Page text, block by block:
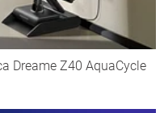
Dreame Z40 AquaCycle